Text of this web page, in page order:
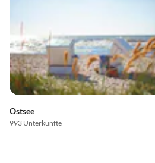
Ostsee
993 Unterkünfte